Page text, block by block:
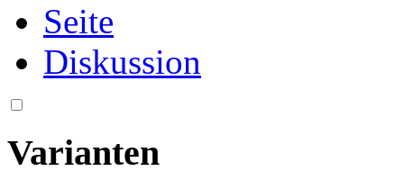
Seite
Diskussion
Varianten